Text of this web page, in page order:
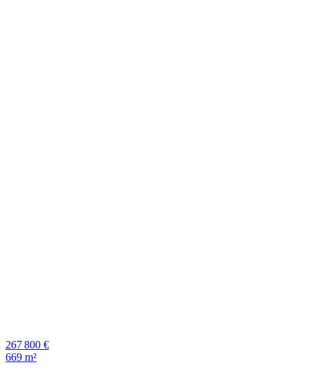
267 800 €
669 m²